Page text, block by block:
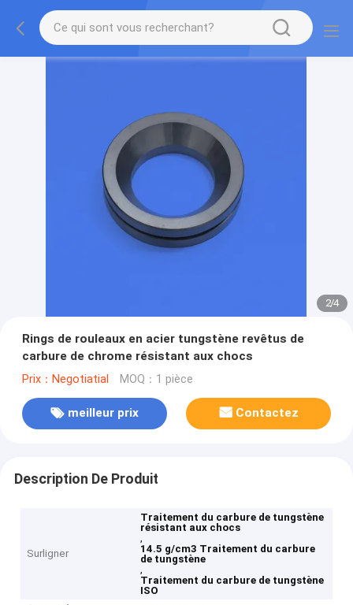
2/4
Rings de rouleaux en acier tungstène revêtus de
carbure de chrome résistant aux chocs
Prix：Negotiatial MOQ：1 pièce
meilleur prix Contactez
Description De Produit
Surligner
Traitement du carbure de tungstène
résistant aux chocs
,
14.5 g/cm3 Traitement du carbure
de tungstène
,
Traitement du carbure de tungstène
ISO